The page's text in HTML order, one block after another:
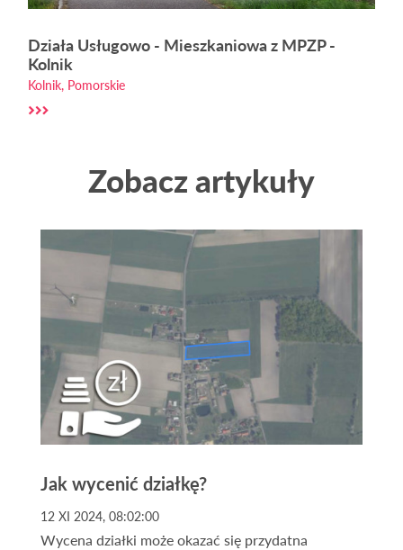
Działa Usługowo - Mieszkaniowa z MPZP -
Kolnik
Kolnik, Pomorskie
Zobacz artykuły
Jak wycenić działkę?
12 XI 2024, 08:02:00
Wycena działki może okazać się przydatna